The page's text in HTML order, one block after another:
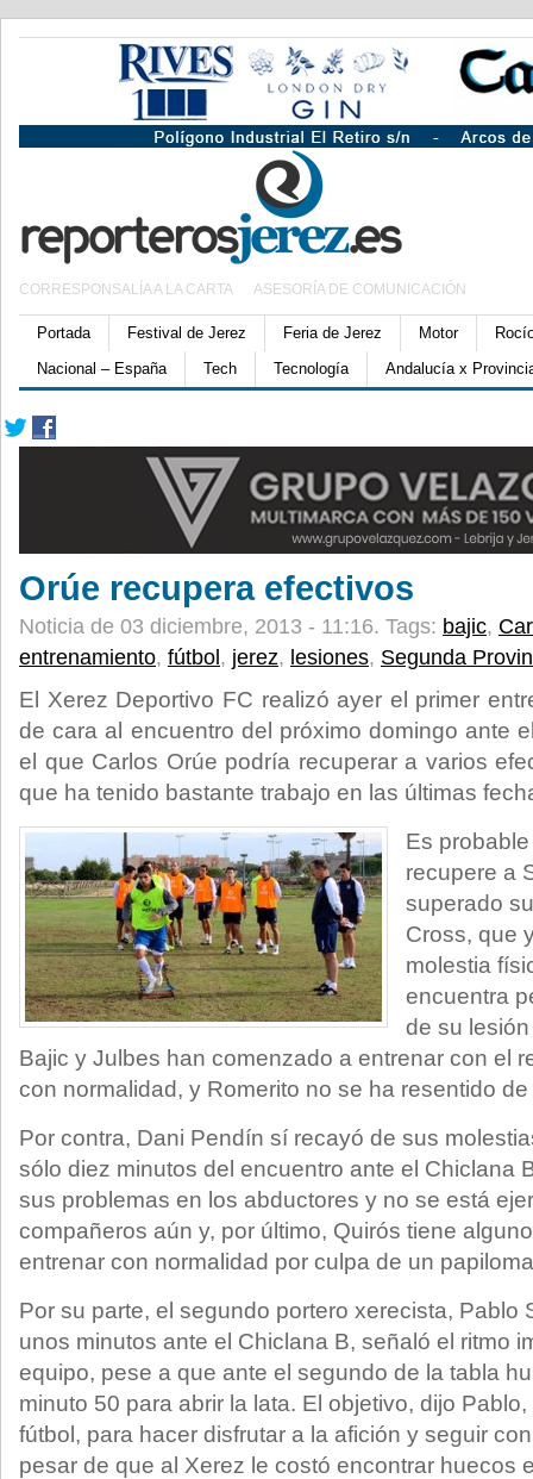
CORRESPONSALÍA A LA CARTA ASESORÍA DE COMUNICACIÓN
Portada Festival de Jerez Feria de Jerez Motor
Nacional – España
Tech Tecnología Andalucía x
Orúe recupera efectivos
Noticia de 03 diciembre, 2013 - 11:16. Tags: bajic,
entrenamiento, fútbol , jerez, lesiones, Segunda
El Xerez Deportivo FC realizó ayer el primer
de cara al encuentro del próximo domingo ante
el que Carlos Orúe podría recuperar a varios
que ha tenido bastante trabajo en las últimas
Es
recupere a
superado
Cross, que
molestia
encuentra
de su
Bajic y Julbes han comenzado a entrenar con el
con normalidad, y Romerito no se ha resentido
Por contra, Dani Pendín sí recayó de sus
sólo diez minutos del encuentro ante el Chiclana
sus problemas en los abductores y no se está
compañeros aún y, por último, Quirós tiene
entrenar con normalidad por culpa de un
Por su parte, el segundo portero xerecista, Pablo
unos minutos ante el Chiclana B, señaló el ritmo
equipo, pese a que ante el segundo de la tabla
minuto 50 para abrir la lata. El objetivo, dijo
fútbol, para hacer disfrutar a la afición y seguir
pesar de que al Xerez le costó encontrar huecos